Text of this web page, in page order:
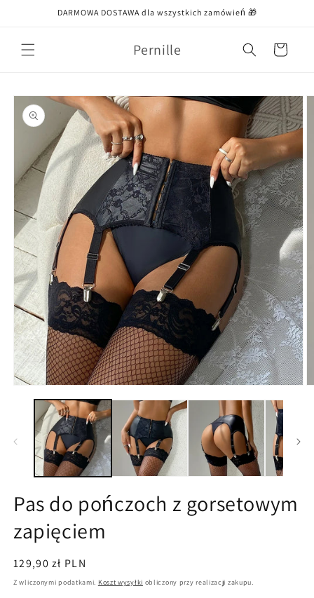
DARMOWA DOSTAWA dla wszystkich zamówień 🎁
Pernille Koszyk
przejść do
informacji
produkcie
multimedia
modalnym
Pas do pończoch z gorsetowym
zapięciem
Cena
regularna
129,90 zł PLN
Z wliczonymi podatkami. Koszt wysyłki obliczony przy realizacji zakupu.